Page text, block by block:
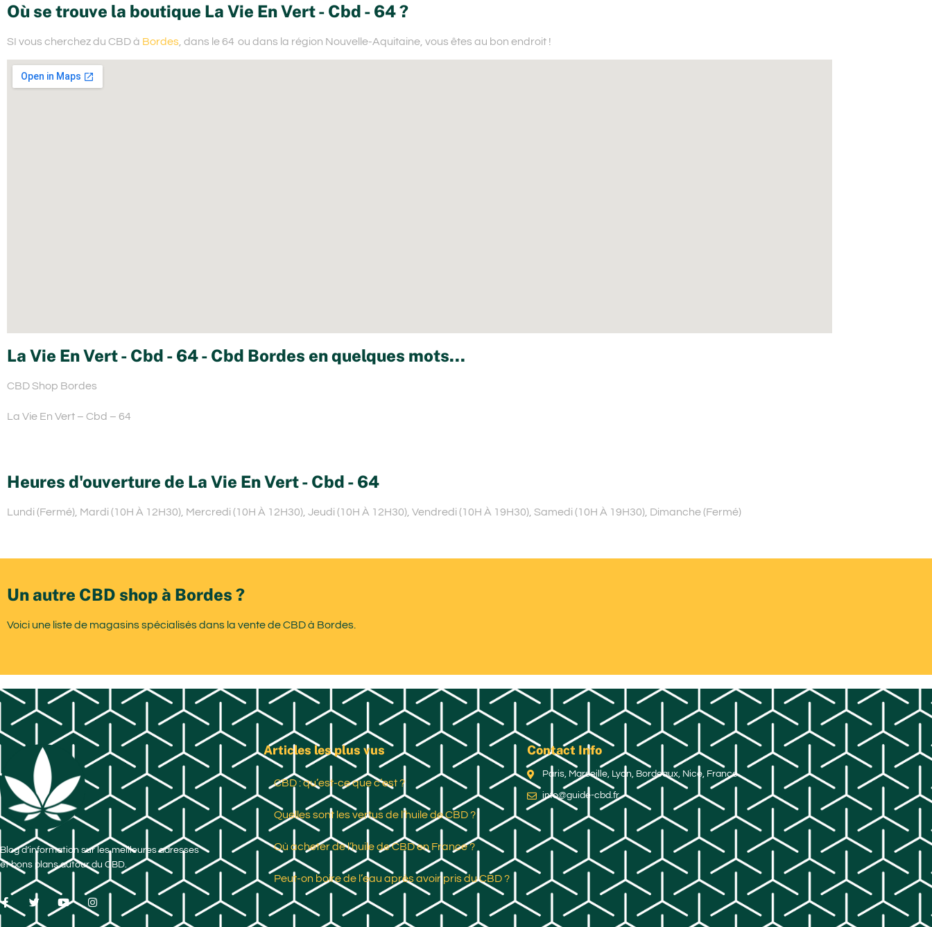
Où se trouve la boutique La Vie En Vert - Cbd - 64 ?
SI vous cherchez du CBD à Bordes , dans le 64 ou dans la région Nouvelle-Aquitaine, vous êtes au bon endroit !
La Vie En Vert - Cbd - 64 - Cbd Bordes en quelques mots...
CBD Shop Bordes
La Vie En Vert – Cbd – 64
Heures d'ouverture de La Vie En Vert - Cbd - 64
Lundi (Fermé), Mardi (10H À 12H30), Mercredi (10H À 12H30), Jeudi (10H À 12H30), Vendredi (10H À 19H30), Samedi (10H À 19H30), Dimanche (Fermé)
Un autre CBD shop à Bordes ?
Voici une liste de magasins spécialisés dans la vente de CBD à Bordes.
Blog d’information sur les meilleures adresses
et bons plans autour du CBD.
Articles les plus vus
CBD : qu’est-ce que c’est ?
Quelles sont les vertus de l’huile de CBD ?
Où acheter de l’huile de CBD en France ?
Peut-on boire de l’eau après avoir pris du CBD ?
Contact Info
Paris, Marseille, Lyon, Bordeaux, Nice, France
info@guide-cbd.fr